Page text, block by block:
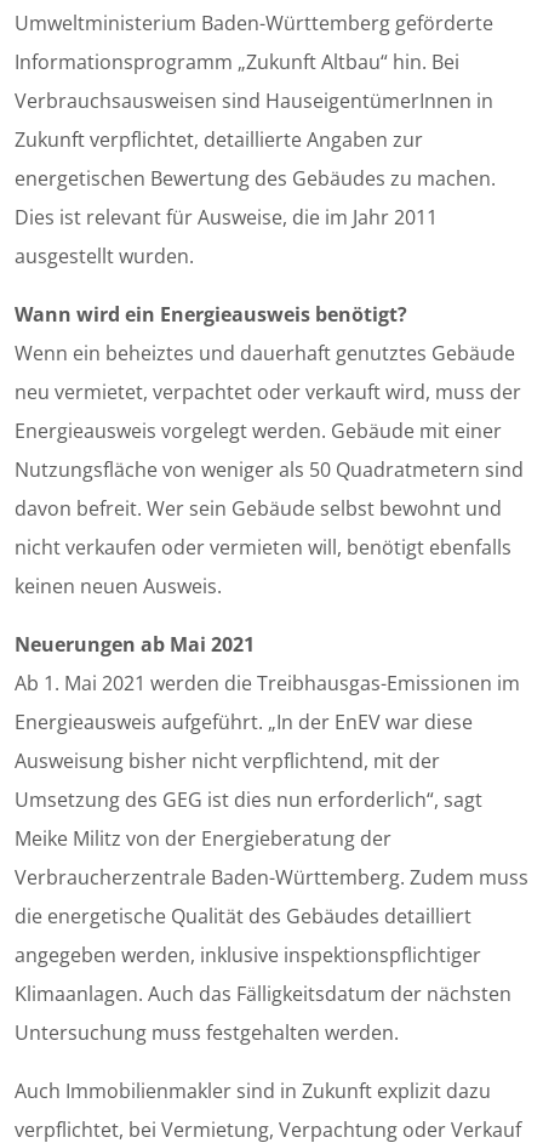
Umweltministerium Baden-Württemberg geförderte
Informationsprogramm „Zukunft Altbau“ hin. Bei
Verbrauchsausweisen sind HauseigentümerInnen in
Zukunft verpflichtet, detaillierte Angaben zur
energetischen Bewertung des Gebäudes zu machen.
Dies ist relevant für Ausweise, die im Jahr 2011
ausgestellt wurden.
Wann wird ein Energieausweis benötigt?
Wenn ein beheiztes und dauerhaft genutztes Gebäude
neu vermietet, verpachtet oder verkauft wird, muss der
Energieausweis vorgelegt werden. Gebäude mit einer
Nutzungsfläche von weniger als 50 Quadratmetern sind
davon befreit. Wer sein Gebäude selbst bewohnt und
nicht verkaufen oder vermieten will, benötigt ebenfalls
keinen neuen Ausweis.
Neuerungen ab Mai 2021
Ab 1. Mai 2021 werden die Treibhausgas-Emissionen im
Energieausweis aufgeführt. „In der EnEV war diese
Ausweisung bisher nicht verpflichtend, mit der
Umsetzung des GEG ist dies nun erforderlich“, sagt
Meike Militz von der Energieberatung der
Verbraucherzentrale Baden-Württemberg. Zudem muss
die energetische Qualität des Gebäudes detailliert
angegeben werden, inklusive inspektionspflichtiger
Klimaanlagen. Auch das Fälligkeitsdatum der nächsten
Untersuchung muss festgehalten werden.
Auch Immobilienmakler sind in Zukunft explizit dazu
verpflichtet, bei Vermietung, Verpachtung oder Verkauf